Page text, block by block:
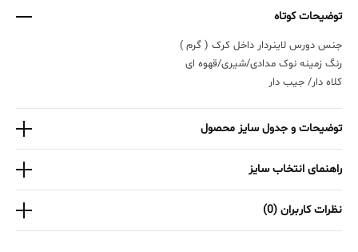
توضیحات کوتاه
جنس دورس لاینردار داخل کرک ( گرم )
رنگ زمینه نوک مدادی/شیری/قهوه ای
کلاه دار/ جیب دار
توضیحات و جدول سایز محصول
راهنمای انتخاب سایز
نظرات کاربران (0)